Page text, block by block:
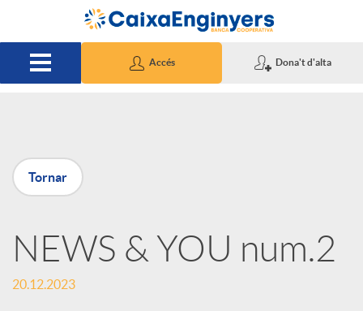
Salta al contingut principal
Accés Dona't d'alta
P
u
b
Tornar
NEWS & YOU num.2
20.12.2023